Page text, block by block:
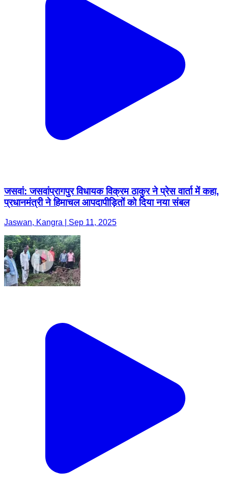
जसवां: जसवांप्रागपुर विधायक विक्रम ठाकुर ने प्रेस वार्ता में कहा,
प्रधानमंत्री ने हिमाचल आपदापीड़ितों को दिया नया संबल
Jaswan, Kangra | Sep 11, 2025